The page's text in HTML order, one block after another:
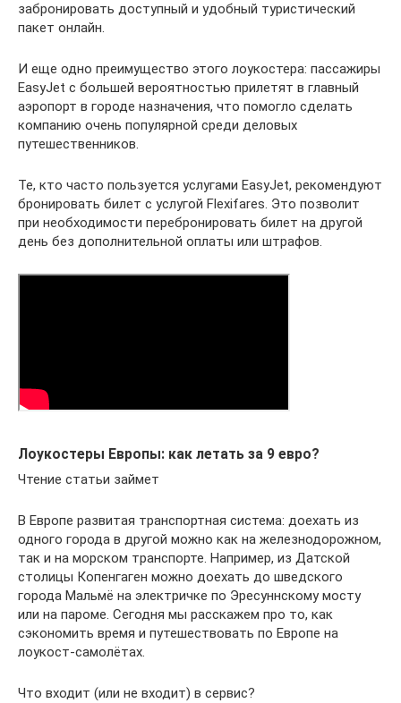
забронировать доступный и удобный туристический
пакет онлайн.
И еще одно преимущество этого лоукостера: пассажиры
EasyJet с большей вероятностью прилетят в главный
аэропорт в городе назначения, что помогло сделать
компанию очень популярной среди деловых
путешественников.
Те, кто часто пользуется услугами EasyJet, рекомендуют
бронировать билет с услугой Flexifares. Это позволит
при необходимости перебронировать билет на другой
день без дополнительной оплаты или штрафов.
Лоукостеры Европы: как летать за 9 евро?
Чтение статьи займет
В Европе развитая транспортная система: доехать из
одного города в другой можно как на железнодорожном,
так и на морском транспорте. Например, из Датской
столицы Копенгаген можно доехать до шведского
города Мальмё на электричке по Эресуннскому мосту
или на пароме. Сегодня мы расскажем про то, как
сэкономить время и путешествовать по Европе на
лоукост-самолётах.
Что входит (или не входит) в сервис?